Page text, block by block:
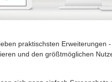
praktischsten Erweiterungen
und den größtmöglichen